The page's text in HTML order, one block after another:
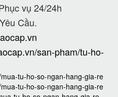
vụ 24/24h
Cầu.
san-pham/tu-ho-
tu-ho-so-ngan-hang-gia-re
tu-ho-so-ngan-hang-gia-re